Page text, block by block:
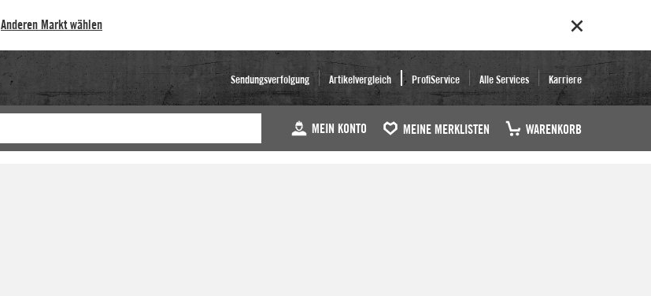
Anderen Markt wählen
Sendungsverfolgung Artikelvergleich ProfiService Alle Services Karriere
MEIN KONTO MEINE MERKLISTEN WARENKORB